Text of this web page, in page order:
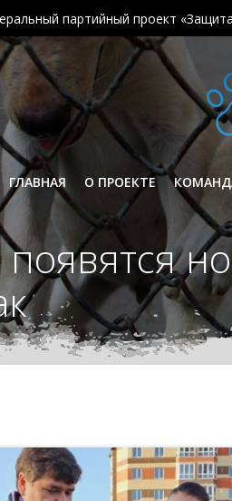
партийный проект
ГЛАВНАЯ О ПРОЕКТЕ